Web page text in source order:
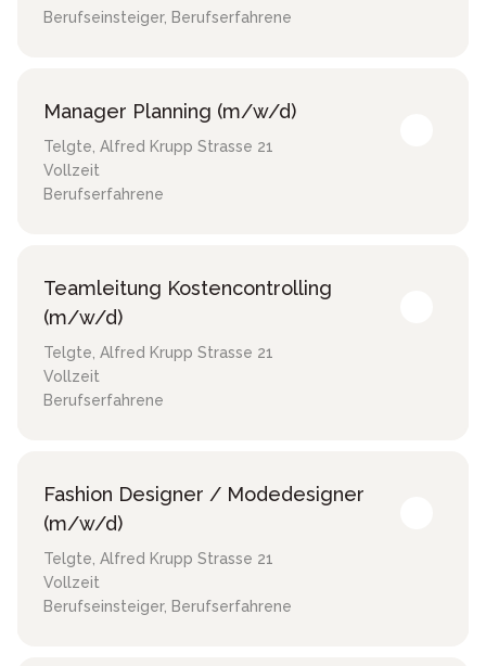
Berufseinsteiger, Berufserfahrene
Manager Planning (m/w/d)
Telgte, Alfred Krupp Strasse 21
Vollzeit
Berufserfahrene
Teamleitung Kostencontrolling
(m/w/d)
Telgte, Alfred Krupp Strasse 21
Vollzeit
Berufserfahrene
Fashion Designer / Modedesigner
(m/w/d)
Telgte, Alfred Krupp Strasse 21
Vollzeit
Berufseinsteiger, Berufserfahrene